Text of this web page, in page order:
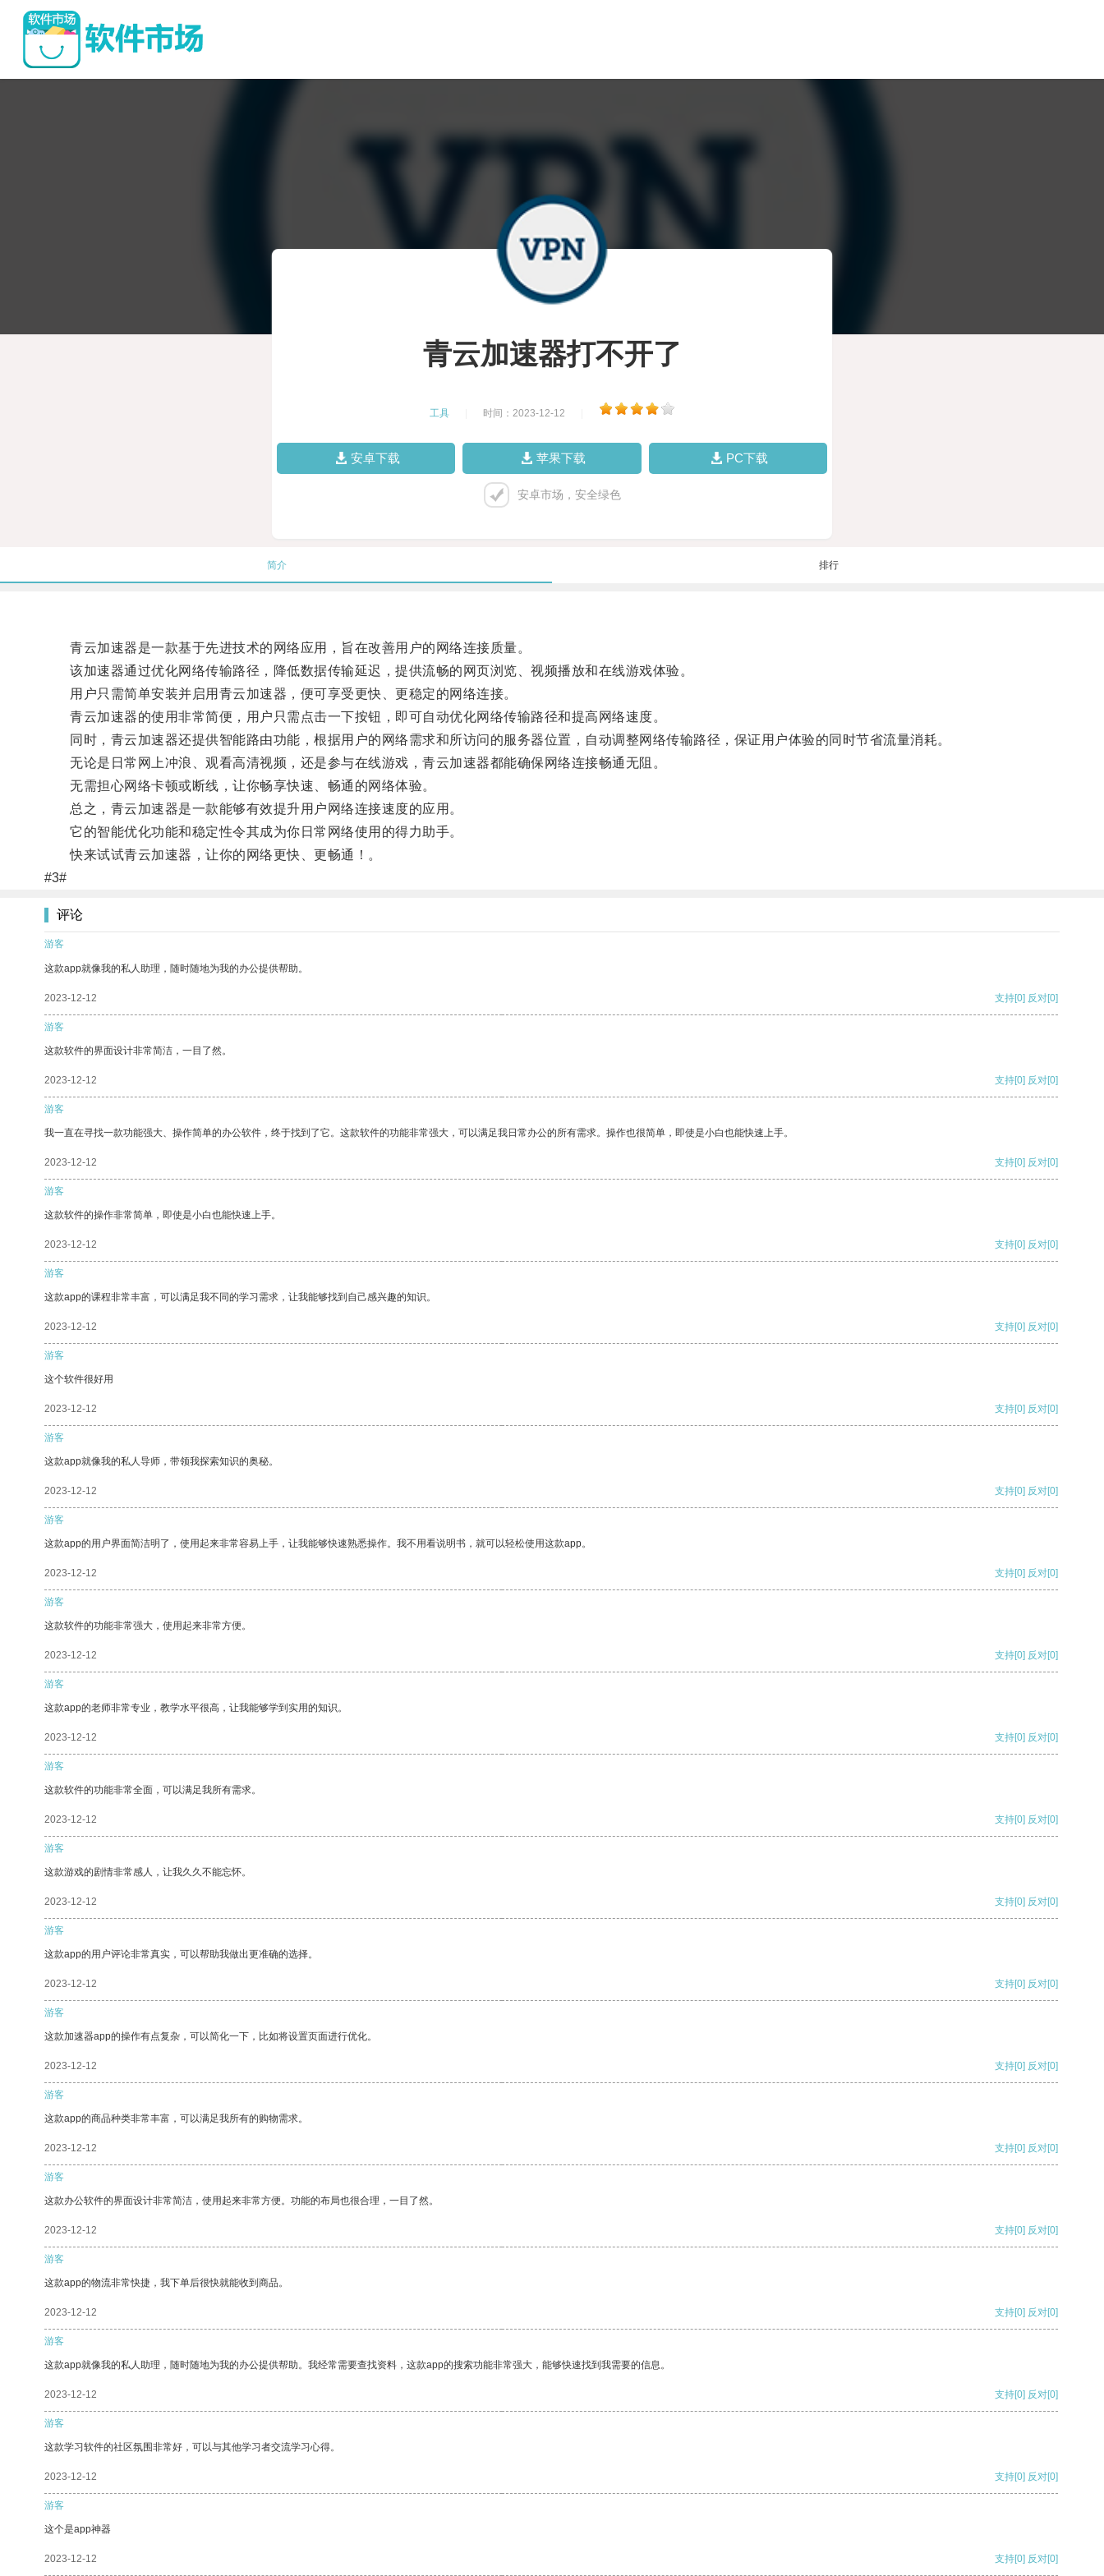
青云加速器打不开了
工具 时间：2023-12-12
安卓下载 苹果下载 PC下载
安卓市场，安全绿色
简介 排行
青云加速器是一款基于先进技术的网络应用，旨在改善用户的网络连接质量。
该加速器通过优化网络传输路径，降低数据传输延迟，提供流畅的网页浏览、视频播放和在线游戏体验。
用户只需简单安装并启用青云加速器，便可享受更快、更稳定的网络连接。
青云加速器的使用非常简便，用户只需点击一下按钮，即可自动优化网络传输路径和提高网络速度。
同时，青云加速器还提供智能路由功能，根据用户的网络需求和所访问的服务器位置，自动调整网络传输路径，保证用户体验的同时节省流量消耗。
无论是日常网上冲浪、观看高清视频，还是参与在线游戏，青云加速器都能确保网络连接畅通无阻。
无需担心网络卡顿或断线，让你畅享快速、畅通的网络体验。
总之，青云加速器是一款能够有效提升用户网络连接速度的应用。
它的智能优化功能和稳定性令其成为你日常网络使用的得力助手。
快来试试青云加速器，让你的网络更快、更畅通！。
#3#
评论
游客
这款app就像我的私人助理，随时随地为我的办公提供帮助。
2023-12-12 支持[0] 反对[0]
游客
这款软件的界面设计非常简洁，一目了然。
2023-12-12 支持[0] 反对[0]
游客
我一直在寻找一款功能强大、操作简单的办公软件，终于找到了它。这款软件的功能非常强大，可以满足我日常办公的所有需求。操作也很简单，即使是小白也能快速上手。
2023-12-12 支持[0] 反对[0]
游客
这款软件的操作非常简单，即使是小白也能快速上手。
2023-12-12 支持[0] 反对[0]
游客
这款app的课程非常丰富，可以满足我不同的学习需求，让我能够找到自己感兴趣的知识。
2023-12-12 支持[0] 反对[0]
游客
这个软件很好用
2023-12-12 支持[0] 反对[0]
游客
这款app就像我的私人导师，带领我探索知识的奥秘。
2023-12-12 支持[0] 反对[0]
游客
这款app的用户界面简洁明了，使用起来非常容易上手，让我能够快速熟悉操作。我不用看说明书，就可以轻松使用这款app。
2023-12-12 支持[0] 反对[0]
游客
这款软件的功能非常强大，使用起来非常方便。
2023-12-12 支持[0] 反对[0]
游客
这款app的老师非常专业，教学水平很高，让我能够学到实用的知识。
2023-12-12 支持[0] 反对[0]
游客
这款软件的功能非常全面，可以满足我所有需求。
2023-12-12 支持[0] 反对[0]
游客
这款游戏的剧情非常感人，让我久久不能忘怀。
2023-12-12 支持[0] 反对[0]
游客
这款app的用户评论非常真实，可以帮助我做出更准确的选择。
2023-12-12 支持[0] 反对[0]
游客
这款加速器app的操作有点复杂，可以简化一下，比如将设置页面进行优化。
2023-12-12 支持[0] 反对[0]
游客
这款app的商品种类非常丰富，可以满足我所有的购物需求。
2023-12-12 支持[0] 反对[0]
游客
这款办公软件的界面设计非常简洁，使用起来非常方便。功能的布局也很合理，一目了然。
2023-12-12 支持[0] 反对[0]
游客
这款app的物流非常快捷，我下单后很快就能收到商品。
2023-12-12 支持[0] 反对[0]
游客
这款app就像我的私人助理，随时随地为我的办公提供帮助。我经常需要查找资料，这款app的搜索功能非常强大，能够快速找到我需要的信息。
2023-12-12 支持[0] 反对[0]
游客
这款学习软件的社区氛围非常好，可以与其他学习者交流学习心得。
2023-12-12 支持[0] 反对[0]
游客
这个是app神器
2023-12-12 支持[0] 反对[0]